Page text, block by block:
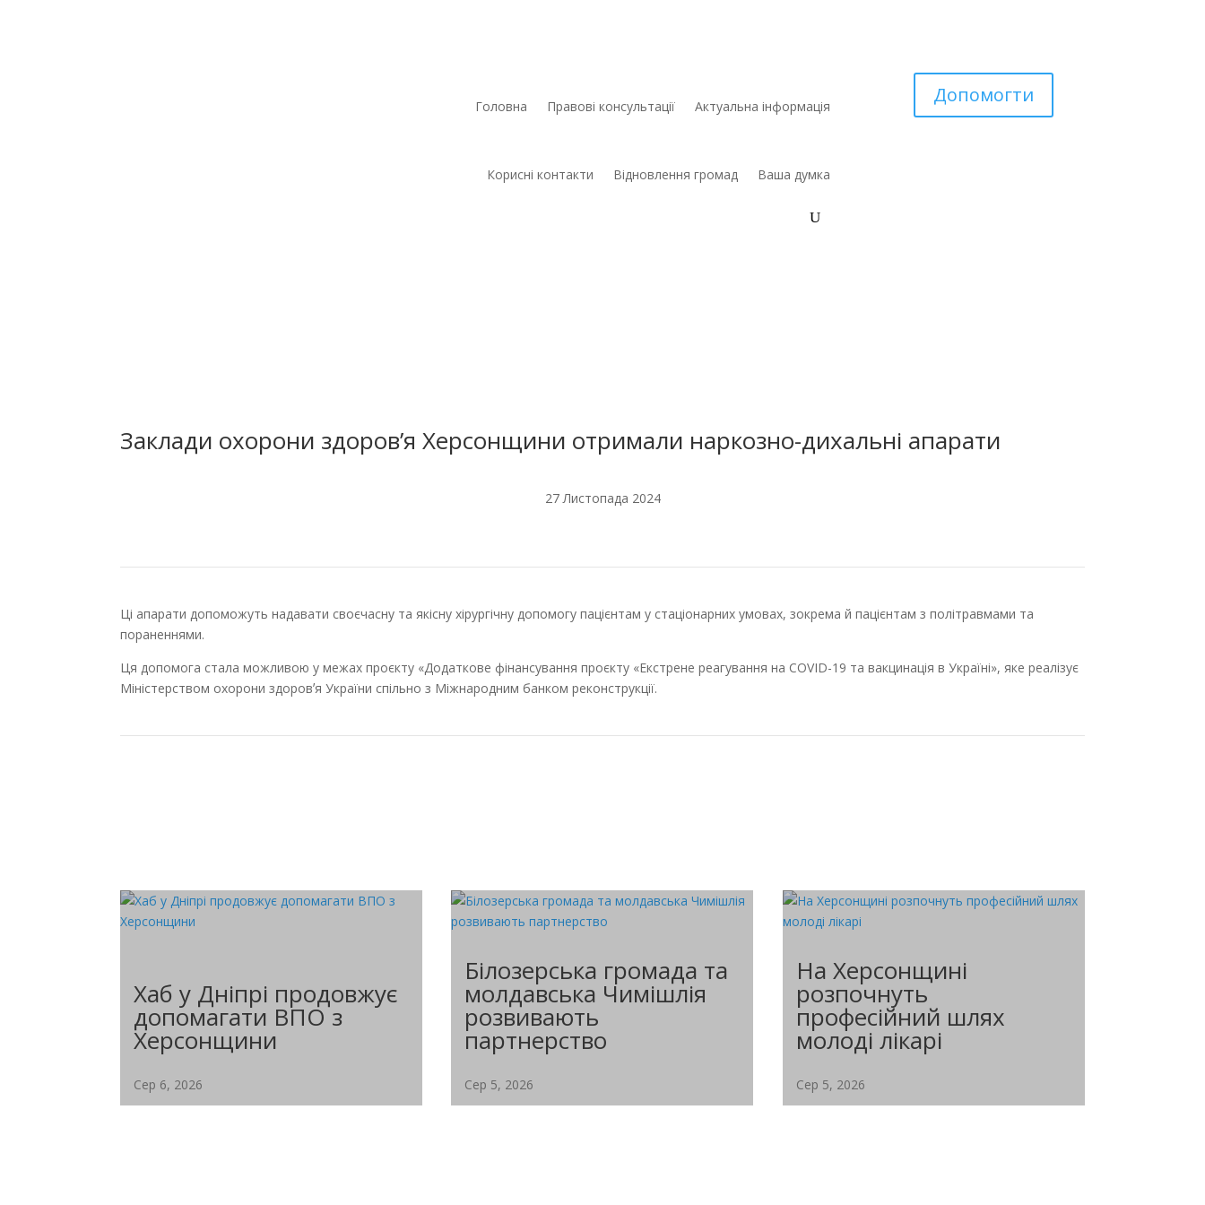
Головна Правові консультації Актуальна інформація
Корисні контакти Відновлення громад Ваша думка
Допомогти
Заклади охорони здоровʼя Херсонщини отримали наркозно-дихальні апарати
27 Листопада 2024
Ці апарати допоможуть надавати своєчасну та якісну хірургічну допомогу пацієнтам у стаціонарних умовах, зокрема й пацієнтам з політравмами та
пораненнями.
Ця допомога стала можливою у межах проєкту «Додаткове фінансування проєкту «Екстрене реагування на COVID-19 та вакцинація в Україні», яке реалізує
Міністерством охорони здоровʼя України спільно з Міжнародним банком реконструкції.
Хаб у Дніпрі продовжує
допомагати ВПО з
Херсонщини
Сер 6, 2026
Білозерська громада та
молдавська Чимішлія
розвивають
партнерство
Сер 5, 2026
На Херсонщині
розпочнуть
професійний шлях
молоді лікарі
Сер 5, 2026